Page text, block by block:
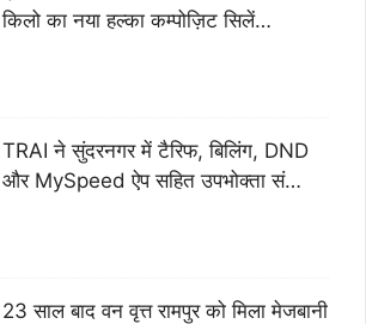
किलो का नया हल्का कम्पोज़िट सिलें…
TRAI ने सुंदरनगर में टैरिफ, बिलिंग, DND
और MySpeed ऐप सहित उपभोक्ता सं…
23 साल बाद वन वृत्त रामपुर को मिला मेजबानी